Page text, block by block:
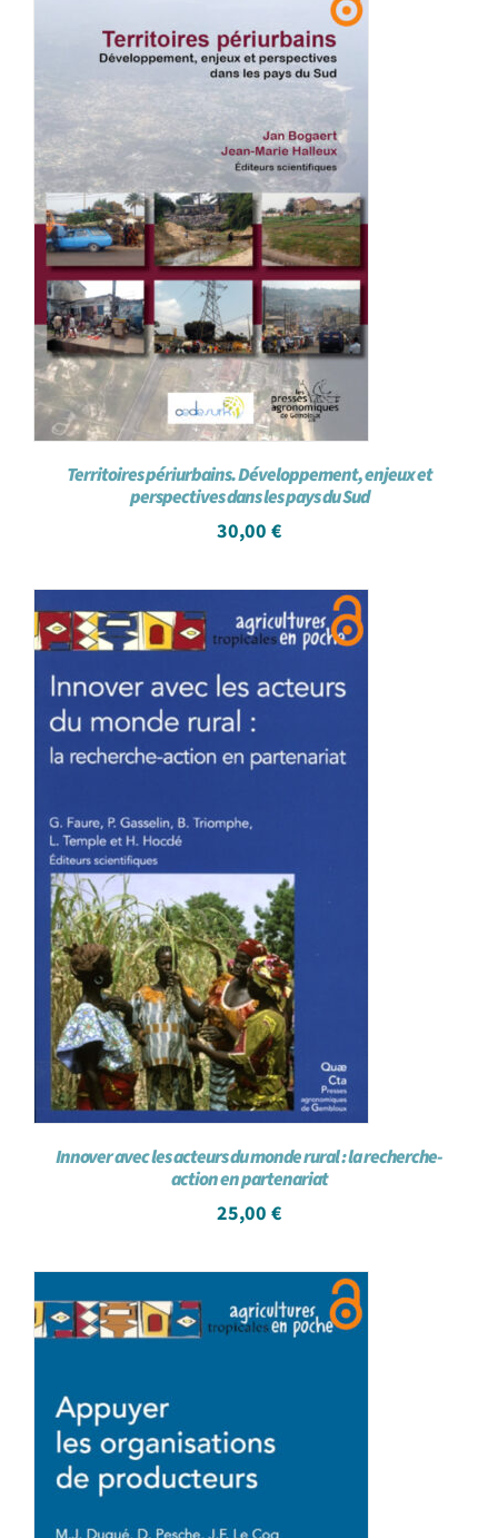
Achat en ligne
Panier WooCommerce
Territoires périurbains. Développement, enjeux et
perspectives dans les pays du Sud
30,00 €
Innover avec les acteurs du monde rural : la recherche-
action en partenariat
25,00 €